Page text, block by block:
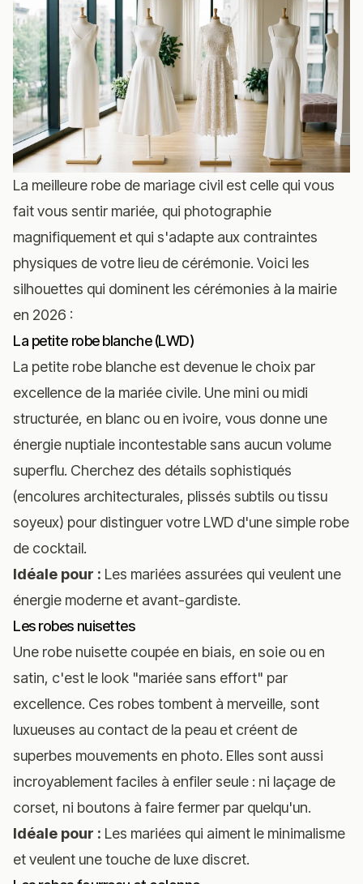
La meilleure robe de mariage civil est celle qui vous
fait vous sentir mariée, qui photographie
magnifiquement et qui s'adapte aux contraintes
physiques de votre lieu de cérémonie. Voici les
silhouettes qui dominent les cérémonies à la mairie
en 2026 :
La petite robe blanche (LWD)
La petite robe blanche est devenue le choix par
excellence de la mariée civile. Une mini ou midi
structurée, en blanc ou en ivoire, vous donne une
énergie nuptiale incontestable sans aucun volume
superflu. Cherchez des détails sophistiqués
(encolures architecturales, plissés subtils ou tissu
soyeux) pour distinguer votre LWD d'une simple robe
de cocktail.
Idéale pour : Les mariées assurées qui veulent une
énergie moderne et avant-gardiste.
Les robes nuisettes
Une robe nuisette coupée en biais, en soie ou en
satin, c'est le look "mariée sans effort" par
excellence. Ces robes tombent à merveille, sont
luxueuses au contact de la peau et créent de
superbes mouvements en photo. Elles sont aussi
incroyablement faciles à enfiler seule : ni laçage de
corset, ni boutons à faire fermer par quelqu'un.
Idéale pour : Les mariées qui aiment le minimalisme
et veulent une touche de luxe discret.